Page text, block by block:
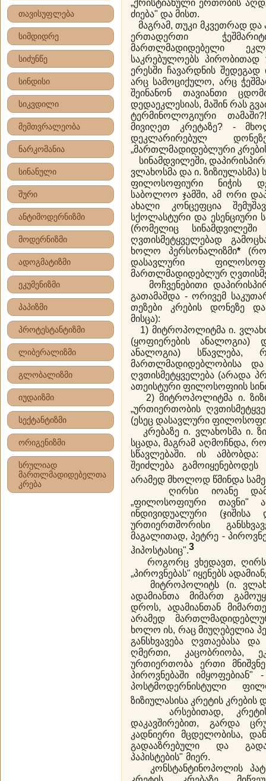
თავისუფლება
სიმდიდრე
სიძუნწე
სინდისი
სიკვდილი
მემთვრალეობა
ნარკომანია
სინანული
შური
ანტიმოდერნიზმი
მოდერნიზმი
ადოგმატიზმი
ეკუმენიზმი
პაპიზმი
პროტესტანტიზმი
ლიბერალიზმი
გლობალიზმი
იუდაიზმი
სექტანტიზმი
ორიგენიზმი
სრულიად
მართლმადიდებელთა
კრება
„ქრისტიანული ერთობის
ძიება" და მისთ.
მაგრამ, თუკი მკვეთრად
ერთადერთი
მართლმადიდებელი
საკრებულოებს პირობითად
ერესში ჩავარდნის
არც სამოციქულო, არც
შეინანონ თავიანთი
დედაეკლესიას, მაშინ რას
ტერმინოლოგიური
მივიღეთ კრეტაზე? -
დეკლარირებულ
„მართლმადიდებლური
სინამდვილეში,
ვლახოსმა და ი.
ფილოსოფიური ნიჭის
საბოლოო ჯამში, ამ ორი
ახალი კონცეფცია
სქოლასტური და ესენციური
(რომელიც სინამდვილეში
ღვთისმეტყველებად
ხოლო პერსონალიზმი*
დასავლური
მართლმადიდებლურ
მოჩვენებითი
გათამაშდა - ორივემ
თეზები კრების დონეზე
მისცა):
1) მიტროპოლიტმა ი.
(ყოფიერების ანალოგია)
ანალოგია)
მართლმადიდებლობისა და
ღვთისმეტყველება (არადა
ათეისტური ფილოსოფიის
2) მიტროპოლიტმა ი.
„ურთიერთობის
(ესეც დასავლური
კრებაზე ი. ვლახოსმა ი.
სცადა, მაგრამ აღმოჩნდა,
სწავლებაში. ის ამბობდა:
შეიძლება გამოიყენებოდეს
არამედ მხოლოდ წმინდა
ღირსი იოანე
„ფილოსოფიური თავნი"
ინდივიდუალური (ჯიშისა
ურთიერთშორისი
მაგალითად, პეტრე -
ჰიპოსტასიც".3
როგორც ვხედავთ, ღირსი
„პიროვნებას" იყენებს
მიტროპოლიტს (ი.
ადამიანთა მიმართ
დროს, ადამიანთან
არამედ
ხოლო ის, რაც მიუღებელია
განსხვავება ღვთაებასა და
ღმერთი, კაცობრიობა,
ურთიერთობა ერთი
პიროვნებაში
პოსტმოდერნისტული
ზიზიულასისა კრეტის
არსებითად, კრეტის
დაკავშირებით, გარდა
კადნიერი მცდელობისა,
გადააზრებული და
პაპისტების" მიერ.
კონსტანტინოპოლის